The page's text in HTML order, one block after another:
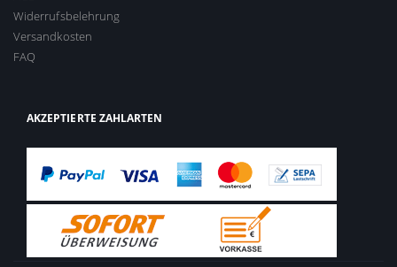
Widerrufsbelehrung
Versandkosten
FAQ
AKZEPTIERTE ZAHLARTEN